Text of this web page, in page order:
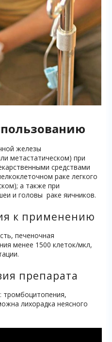
железы
метастатическом) при
средствами
раке легкого
а также при
и головы раке яичников.
к применению
печеночная
менее 1500 клеток/мкл,
препарата
тромбоцитопения,
лихорадка неясного